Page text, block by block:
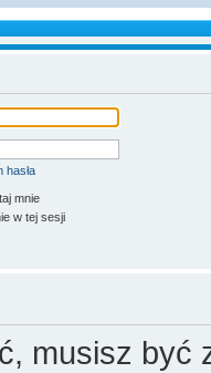
hasła
mnie
w tej sesji
musisz być